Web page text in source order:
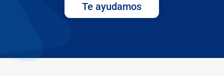
Te ayudamos